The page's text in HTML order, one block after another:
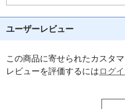
12 B型を愛して下さい
13 PINEAPPLE PRINCESS
14 私の青空
ユーザーレビュー
この商品に寄せられたカスタ
レビューを評価するにはログ